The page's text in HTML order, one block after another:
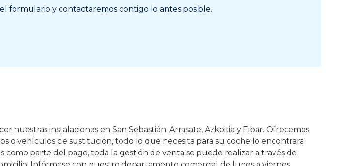
formulario y contactaremos contigo lo antes posible.
nuestras instalaciones en San Sebastián, Arrasate, Azkoitia y Eibar. Ofrecemos
o vehículos de sustitución, todo lo que necesita para su coche lo encontrara
como parte del pago, toda la gestión de venta se puede realizar a través de